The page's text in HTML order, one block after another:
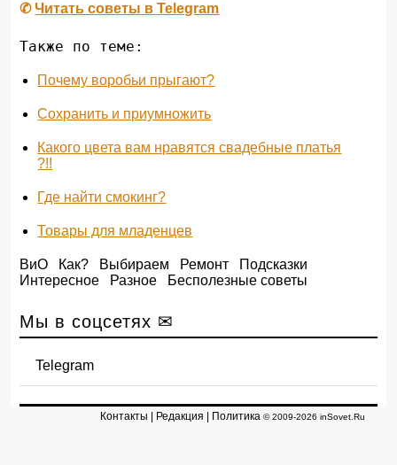
✆Читать советы в Telegram
Также по теме:
Почему воробьи прыгают?
Сохранить и приумножить
Какого цвета вам нравятся свадебные платья
?!!
Где найти смокинг?
Товары для младенцев
ВиО Как? Выбираем Ремонт
Подсказки
Интересное
Разное Бесполезные советы
Мы в соцсетях ✉
Telegram
Контакты Редакция Политика © 2009-2026 inSovet.Ru